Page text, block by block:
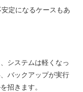
定になるケースもあ
システムは軽くなっ
バックアップが実行
招きます。